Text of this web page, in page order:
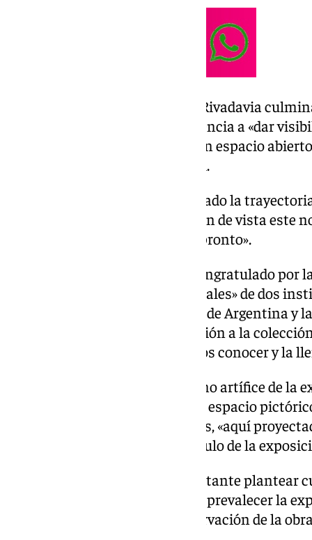
Con ‘Aunque sea de día’ la Sala Rivadavia
el otoño, manteniendo su tendencia a «dar
de Cádiz y convertir la Sala en un espacio
manifestado José Manuel Cossi.
El diputado provincial ha esbozado la
a la ciudadanía a que «no pierdan de vista este
«traerá buenas sorpresas muy pronto».
Sergio Leonardo Servin se ha congratulado
que «confirma los réditos culturales» de dos
edificio, como son el Consulado de Argentina y
Cultura de Diputación. En relación a la
«disuelve la realidad que creemos conocer y la
Por su parte, Claudia Solari, como artífice de la
intenta traer la naturaleza a un espacio
colores pero a través de sombras, «aquí
contradictorio en relación al título de la
En su opinión, «no es tan importante plantear
aunque ha entendido que «debe prevalecer la
y el tiempo que dedica a la observación de la